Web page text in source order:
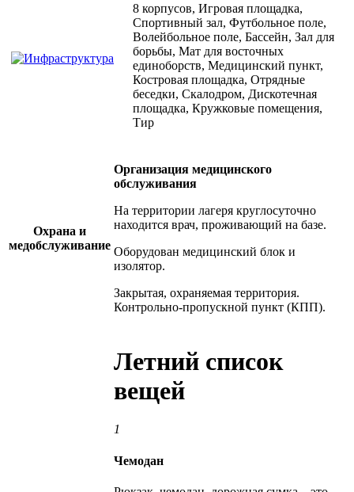
8 корпусов, Игровая площадка,
Спортивный зал, Футбольное поле,
Волейбольное поле, Бассейн, Зал для
борьбы, Мат для восточных
единоборств, Медицинский пункт,
Костровая площадка, Отрядные
беседки, Скалодром, Дискотечная
площадка, Кружковые помещения,
Тир
Охрана и
медобслуживание
Организация медицинского
обслуживания
На территории лагеря круглосуточно
находится врач, проживающий на базе.
Оборудован медицинский блок и
изолятор.
Закрытая, охраняемая территория.
Контрольно-пропускной пункт (КПП).
Летний список
вещей
1
Чемодан